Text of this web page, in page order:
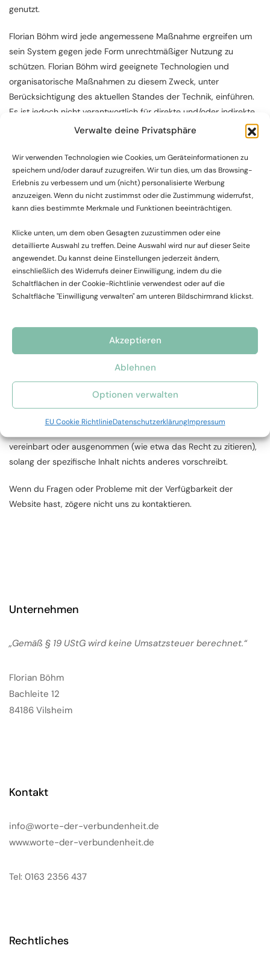
Verwalte deine Privatsphäre
Wir verwenden Technologien wie Cookies, um Geräteinformationen zu
speichern und/oder darauf zuzugreifen. Wir tun dies, um das Browsing-
Erlebnis zu verbessern und um (nicht) personalisierte Werbung
anzuzeigen. Wenn du nicht zustimmst oder die Zustimmung widerrufst,
kann dies bestimmte Merkmale und Funktionen beeinträchtigen.
Klicke unten, um dem oben Gesagten zuzustimmen oder eine
detaillierte Auswahl zu treffen. Deine Auswahl wird nur auf dieser Seite
angewendet. Du kannst deine Einstellungen jederzeit ändern,
einschließlich des Widerrufs deiner Einwilligung, indem du die
Schaltflächen in der Cookie-Richtlinie verwendest oder auf die
Schaltfläche "Einwilligung verwalten" am unteren Bildschirmrand klickst.
Akzeptieren
Ablehnen
Optionen verwalten
EU Cookie RichtlinieDatenschutzerklärungImpressum
genutzt.
Florian Böhm wird jede angemessene Maßnahme ergreifen um
sein System gegen jede Form unrechtmäßiger Nutzung zu
schützen. Florian Böhm wird geeignete Technologien und
organisatorische Maßnahmen zu diesem Zweck, unter
Berücksichtigung des aktuellen Standes der Technik, einführen.
Es ist jedoch nicht verantwortlich für direkte und/oder indirekte
Verluste jeglicher Art, welche bei einem Benutzer der Website
auftreten, die der unrechtmäßigen Nutzung des Systems von
Drittanbietern entspringt.
Florian Böhm übernimmt keine Verantwortung für den Inhalt von
Websites, zu denen oder von denen ein Hyperlink oder eine
anderer Verweis führt. Produkte oder Serviceleistungen, die von
Drittanbieten angeboten werden, werden nach entsprechenden
Bedingungen und Konditionen jener Drittanbieter behandelt
werden.
Unsere Angestellten unternehmen alle Anstrengungen um Zugriff
auf unsere Website zu garantieren und ständig zu verbessern.
Software verwenden.
Website ist im Besitz von Florian Böhm.
Das Kopieren, Verbreiten oder jegliche andere Nutzung dieses
Materials ist ohne die schriftliche Erlaubnis von Florian Böhm
vereinbart oder ausgenommen (wie etwa das Recht zu zitieren),
solang der spezifische Inhalt nichts anderes vorschreibt.
Wenn du Fragen oder Probleme mit der Verfügbarkeit der
Website hast, zögere nicht uns zu kontaktieren.
Unternehmen
„Gemäß § 19 UStG wird keine Umsatzsteuer berechnet.“
Florian Böhm
Bachleite 12
84186 Vilsheim
Kontakt
info@worte-der-verbundenheit.de
www.worte-der-verbundenheit.de
Tel: 0163 2356 437
Rechtliches